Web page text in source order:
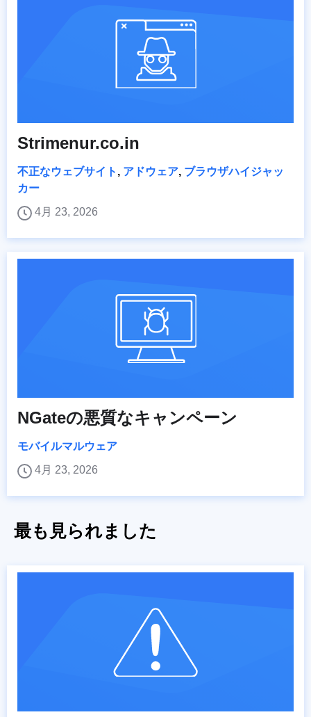
Strimenur.co.in
不正なウェブサイト , アドウェア, ブラウザハイジャッ
カー
4月 23, 2026
NGateの悪質なキャンペーン
モバイルマルウェア
4月 23, 2026
最も見られました